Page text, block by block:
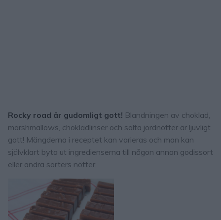
Rocky road är gudomligt gott! Blandningen av choklad,
marshmallows, chokladlinser och salta jordnötter är ljuvligt
gott! Mängderna i receptet kan varieras och man kan
självklart byta ut ingredienserna till någon annan godissort
eller andra sorters nötter.